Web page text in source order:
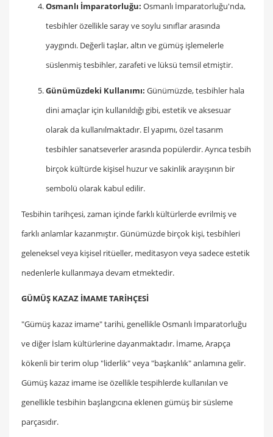
Osmanlı İmparatorluğu: Osmanlı İmparatorluğu'nda,
tesbihler özellikle saray ve soylu sınıflar arasında
yaygındı. Değerli taşlar, altın ve gümüş işlemelerle
süslenmiş tesbihler, zarafeti ve lüksü temsil etmiştir.
Günümüzdeki Kullanımı: Günümüzde, tesbihler hala
dini amaçlar için kullanıldığı gibi, estetik ve aksesuar
olarak da kullanılmaktadır. El yapımı, özel tasarım
tesbihler sanatseverler arasında popülerdir. Ayrıca tesbih
birçok kültürde kişisel huzur ve sakinlik arayışının bir
sembolü olarak kabul edilir.
Tesbihin tarihçesi, zaman içinde farklı kültürlerde evrilmiş ve
farklı anlamlar kazanmıştır. Günümüzde birçok kişi, tesbihleri
geleneksel veya kişisel ritüeller, meditasyon veya sadece estetik
nedenlerle kullanmaya devam etmektedir.
GÜMÜŞ KAZAZ İMAME TARİHÇESİ
"Gümüş kazaz imame" tarihi, genellikle Osmanlı İmparatorluğu
ve diğer İslam kültürlerine dayanmaktadır. İmame, Arapça
kökenli bir terim olup "liderlik" veya "başkanlık" anlamına gelir.
Gümüş kazaz imame ise özellikle tespihlerde kullanılan ve
genellikle tesbihin başlangıcına eklenen gümüş bir süsleme
parçasıdır.